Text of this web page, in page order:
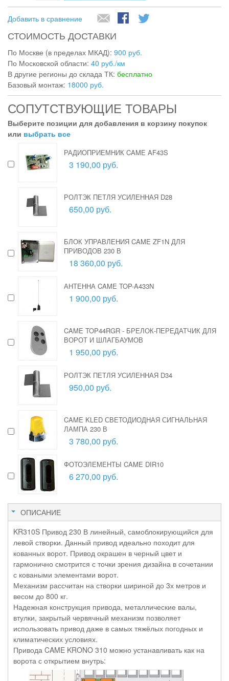
Добавить в сравнение
СТОИМОСТЬ ДОСТАВКИ
По Москве (в пределах МКАД): 900 руб.
По Московской области: 40 руб./км
В другие регионы до склада ТК: бесплатно
Базовый монтаж: 18000 руб.
СОПУТСТВУЮЩИЕ ТОВАРЫ
Выберите позиции для добавления в корзину покупок
или выбрать все
РАДИОПРИЕМНИК CAME AF43S
3 190,00 руб.
РОЛТЭК ПЕТЛЯ УСИЛЕННАЯ D28
650,00 руб.
БЛОК УПРАВЛЕНИЯ CAME ZF1N ДЛЯ
ПРИВОДОВ 230 В
18 360,00 руб.
АНТЕННА CAME TOP-A433N
1 900,00 руб.
CAME TOP44RGR - БРЕЛОК-ПЕРЕДАТЧИК ДЛЯ
ВОРОТ И ШЛАГБАУМОВ
1 950,00 руб.
РОЛТЭК ПЕТЛЯ УСИЛЕННАЯ D34
950,00 руб.
CAME KLED СВЕТОДИОДНАЯ СИГНАЛЬНАЯ
ЛАМПА 230 В
3 780,00 руб.
ФОТОЭЛЕМЕНТЫ CAME DIR10
6 270,00 руб.
ОПИСАНИЕ
KR310S Привод 230 В линейный, самоблокирующийся для
левой створки. Данный привод идеально походит для
кованных ворот. Привод окрашен в черный цвет и
гармонично смотрится с точки зрения дизайна в сочетании
с коваными элементами ворот.
Механизм рассчитан на створки шириной до 3х метров и
весом до 800 кг.
Надежная конструкция привода, металлические валы,
втулки, закрытый червячный механизм позволяет
использовать привод даже в самых тяжёлых погодных и
климатических условиях.
Привода CAME KRONO 310 можно устанавливать как на
ворота с открытием внутрь: